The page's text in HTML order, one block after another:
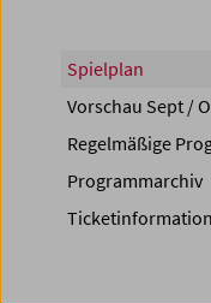
Spielplan
Vorschau Sept /
Regelmäßige
Programmarchiv